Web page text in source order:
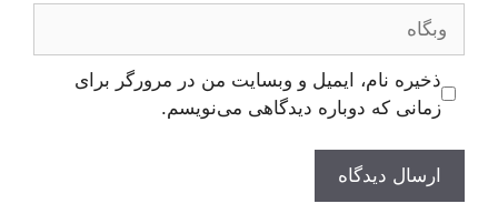
وبگاه
ذخیره نام، ایمیل و وبسایت من در مرورگر برای
زمانی که دوباره دیدگاهی می‌نویسم.